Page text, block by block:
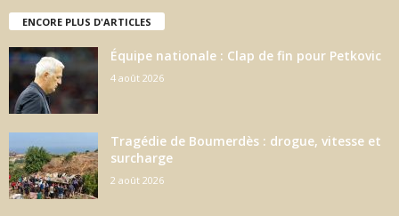
ENCORE PLUS D'ARTICLES
Équipe nationale : Clap de fin pour Petkovic
4 août 2026
Tragédie de Boumerdès : drogue, vitesse et
surcharge
2 août 2026